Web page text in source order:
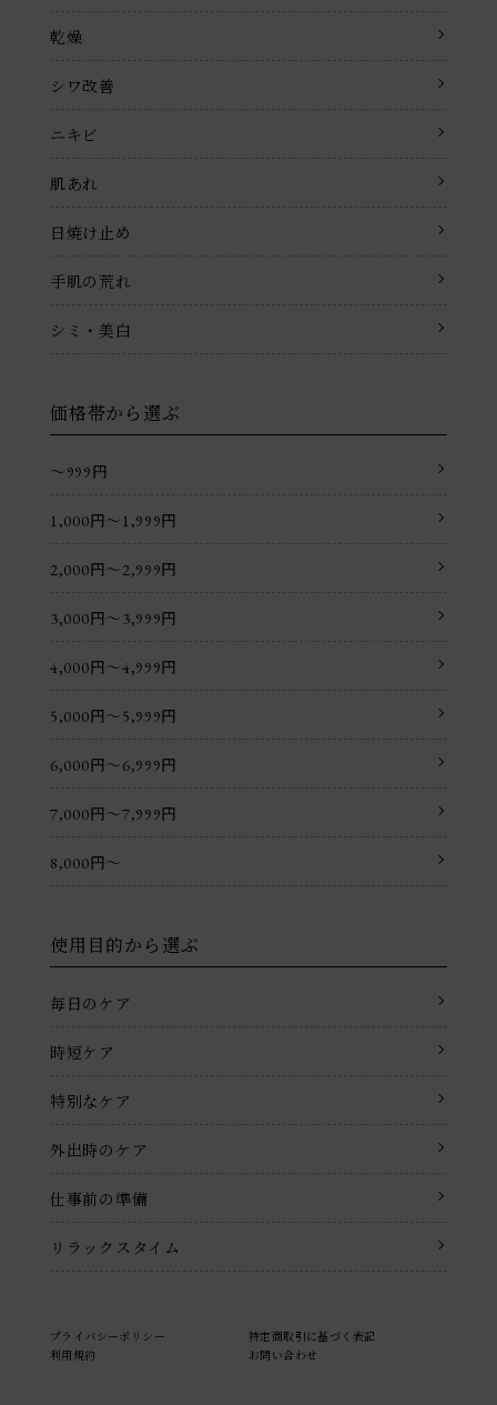
乾燥
シワ改善
ニキビ
肌あれ
日焼け止め
手肌の荒れ
シミ・美白
価格帯から選ぶ
〜999円
1,000円〜1,999円
2,000円〜2,999円
3,000円〜3,999円
4,000円〜4,999円
5,000円〜5,999円
6,000円〜6,999円
7,000円〜7,999円
8,000円〜
使用目的から選ぶ
毎日のケア
時短ケア
特別なケア
外出時のケア
仕事前の準備
リラックスタイム
プライバシーポリシー
特定商取引に基づく表記
利用規約
お問い合わせ